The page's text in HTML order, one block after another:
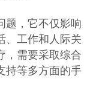
题，它不仅影响
、工作和人际关
，需要采取综合
持等多方面的手